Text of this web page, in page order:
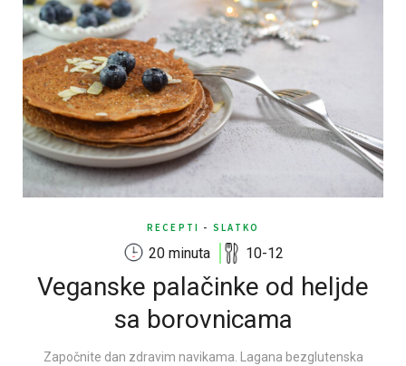
RECEPTI - SLATKO
20 minuta 10-12
Veganske palačinke od heljde
sa borovnicama
Započnite dan zdravim navikama. Lagana bezglutenska